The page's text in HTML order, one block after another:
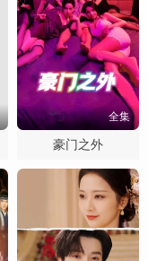
全集
豪门之外